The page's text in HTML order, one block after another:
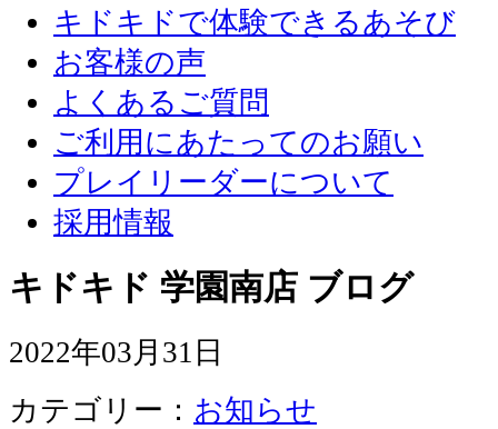
キドキドで体験できるあそび
お客様の声
よくあるご質問
ご利用にあたってのお願い
プレイリーダーについて
採用情報
キドキド 学園南店 ブログ
2022年03月31日
カテゴリー： お知らせ